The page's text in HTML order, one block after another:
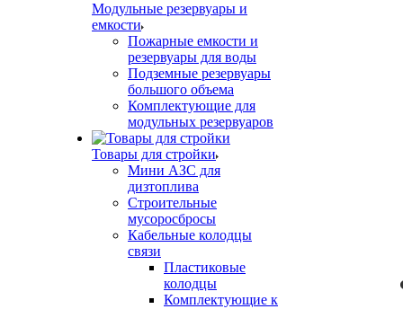
Модульные резервуары и
емкости
Пожарные емкости и
резервуары для воды
Подземные резервуары
большого объема
Комплектующие для
модульных резервуаров
Товары для стройки
Мини АЗС для
дизтоплива
Строительные
мусоросбросы
Кабельные колодцы
связи
Пластиковые
колодцы
Комплектующие к